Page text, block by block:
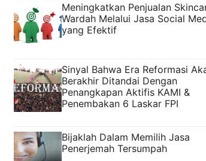
Meningkatkan Penjualan
Wardah Melalui Jasa Social
yang Efektif
Sinyal Bahwa Era Reformasi
Berakhir Ditandai Dengan
Penangkapan Aktifis KAMI &
Penembakan 6 Laskar FPI
Bijaklah Dalam Memilih Jasa
Penerjemah Tersumpah